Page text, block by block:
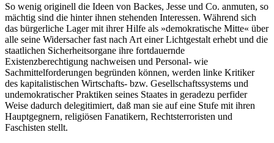
So wenig originell die Ideen von Backes, Jesse und Co. anmuten, so
mächtig sind die hinter ihnen stehenden Interessen. Während sich
das bürgerliche Lager mit ihrer Hilfe als »demokratische Mitte« über
alle seine Widersacher fast nach Art einer Lichtgestalt erhebt und die
staatlichen Sicherheitsorgane ihre fortdauernde
Existenzberechtigung nachweisen und Personal- wie
Sachmittelforderungen begründen können, werden linke Kritiker
des kapitalistischen Wirtschafts- bzw. Gesellschaftssystems und
undemokratischer Praktiken seines Staates in geradezu perfider
Weise dadurch delegitimiert, daß man sie auf eine Stufe mit ihren
Hauptgegnern, religiösen Fanatikern, Rechtsterroristen und
Faschisten stellt.